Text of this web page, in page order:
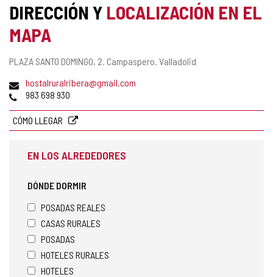
DIRECCIÓN Y LOCALIZACIÓN EN EL
MAPA
Dirección
PLAZA SANTO DOMINGO, 2. Campaspero. Valladolid
Dirección
de
electrónico
hostalruralribera@gmail.com
Teléfonos
983 698 930
CÓMO LLEGAR
EN LOS ALREDEDORES
DÓNDE DORMIR
POSADAS REALES
CASAS RURALES
POSADAS
HOTELES RURALES
HOTELES